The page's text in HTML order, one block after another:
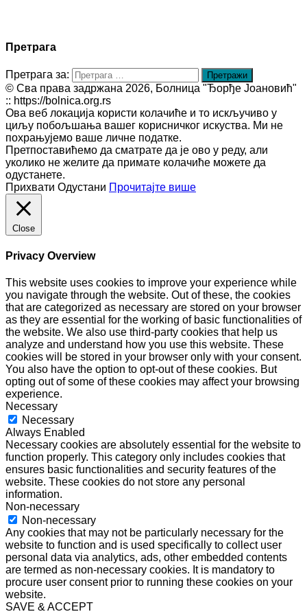
Претрага
Претрага за:
© Сва права задржана 2026, Болница "Ђорђе Јоановић"
:: https://bolnica.org.rs
Ова веб локација користи колачиће и то искључиво у
циљу побољшања вашег корисничког искуства. Ми не
похрањујемо ваше личне податке.
Претпоставићемо да сматрате да је ово у реду, али
уколико не желите да примате колачиће можете да
одустанете.
Прихвати Одустани Прочитајте више
Close
Privacy Overview
This website uses cookies to improve your experience while
you navigate through the website. Out of these, the cookies
that are categorized as necessary are stored on your browser
as they are essential for the working of basic functionalities of
the website. We also use third-party cookies that help us
analyze and understand how you use this website. These
cookies will be stored in your browser only with your consent.
You also have the option to opt-out of these cookies. But
opting out of some of these cookies may affect your browsing
experience.
Necessary
Necessary
Always Enabled
Necessary cookies are absolutely essential for the website to
function properly. This category only includes cookies that
ensures basic functionalities and security features of the
website. These cookies do not store any personal
information.
Non-necessary
Non-necessary
Any cookies that may not be particularly necessary for the
website to function and is used specifically to collect user
personal data via analytics, ads, other embedded contents
are termed as non-necessary cookies. It is mandatory to
procure user consent prior to running these cookies on your
website.
SAVE & ACCEPT